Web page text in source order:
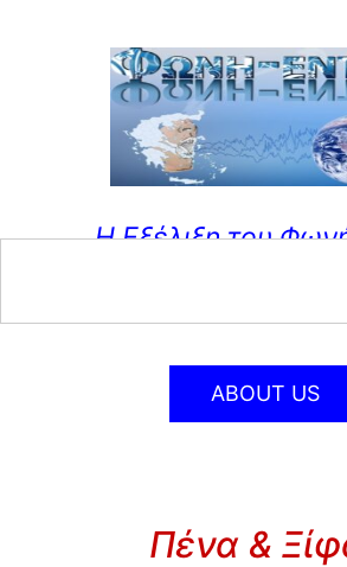
Η Εξέλιξη του
ABOUT US
Πένα &